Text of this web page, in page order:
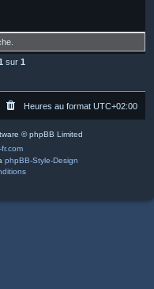
sur 1
Heures au format UTC+02:00
© phpBB Limited
phpBB-Style-Design